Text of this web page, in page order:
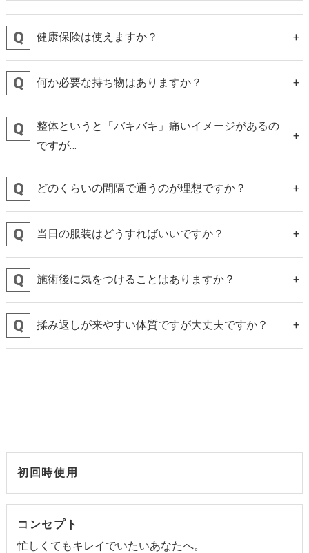
健康保険は使えますか？
何か必要な持ち物はありますか？
整体というと「バキバキ」痛いイメージがあるの
ですが…
どのくらいの間隔で通うのが理想ですか？
当日の服装はどうすればいいですか？
施術後に気をつけることはありますか？
揉み返しが来やすい体質ですが大丈夫ですか？
初回時使用
コンセプト
忙しくてもキレイでいたいあなたへ。